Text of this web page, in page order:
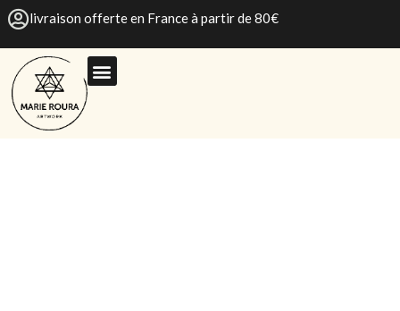
livraison offerte en France à partir de 80€